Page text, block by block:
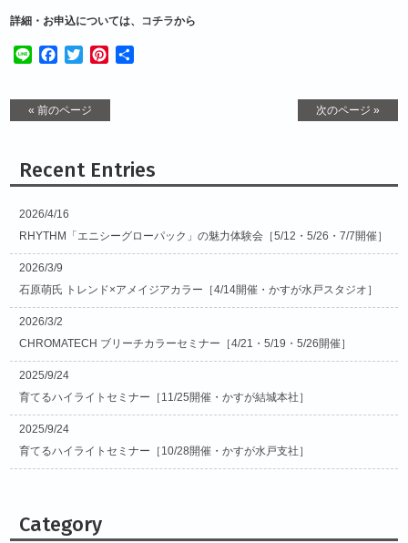
詳細・お申込については、 コチラから
Line Facebook
TwitterPinterest
« 前のページ 次のページ »
Recent Entries
2026/4/16
RHYTHM「エニシーグローパック」の魅力体験会［5/12・5/26・7/7開催］
2026/3/9
石原萌氏 トレンド×アメイジアカラー［4/14開催・かすが水戸スタジオ］
2026/3/2
CHROMATECH ブリーチカラーセミナー［4/21・5/19・5/26開催］
2025/9/24
育てるハイライトセミナー［11/25開催・かすが結城本社］
2025/9/24
育てるハイライトセミナー［10/28開催・かすが水戸支社］
Category